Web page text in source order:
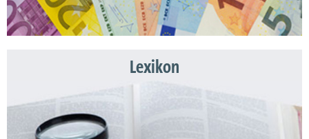
Lexikon